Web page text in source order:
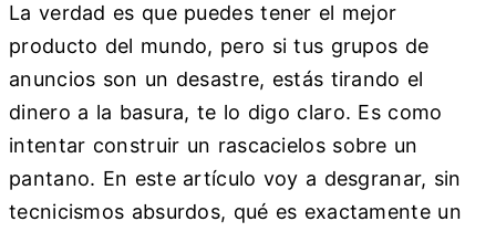
La verdad es que puedes tener el mejor
producto del mundo, pero si tus grupos de
anuncios son un desastre, estás tirando el
dinero a la basura, te lo digo claro. Es como
intentar construir un rascacielos sobre un
pantano. En este artículo voy a desgranar, sin
tecnicismos absurdos, qué es exactamente un